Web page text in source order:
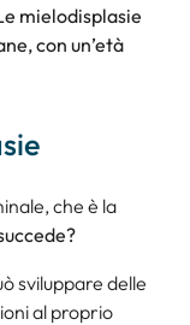
mielodisplasie
con un’età
che è la
sviluppare delle
al proprio